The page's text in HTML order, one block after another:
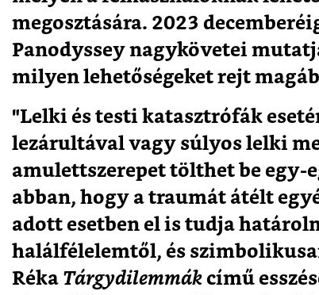
megosztására. 2023
Panodyssey nagykövetei
milyen lehetőségeket rejt
"Lelki és testi katasztrófák
lezárultával vagy súlyos lelki
amulettszerepet tölthet be egy-
abban, hogy a traumát átélt
adott esetben el is tudja
halálfélelemtől, és
Réka Tárgydilemmák című